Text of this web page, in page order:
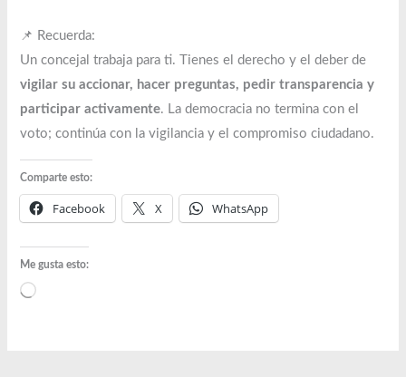
📌 Recuerda:
Un concejal trabaja para ti. Tienes el derecho y el deber de
vigilar su accionar, hacer preguntas, pedir transparencia y
participar activamente. La democracia no termina con el
voto; continúa con la vigilancia y el compromiso ciudadano.
Comparte esto:
Facebook X WhatsApp
Me gusta esto:
Cargando...